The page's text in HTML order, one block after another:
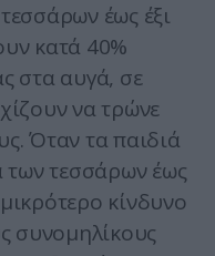
έως έξι
κατά 40%
στα αυγά, σε
να τρώνε
Όταν τα παιδιά
των τεσσάρων έως
κίνδυνο
συνομηλίκους